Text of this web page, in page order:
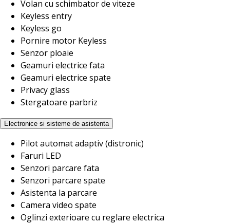
Volan cu schimbator de viteze
Keyless entry
Keyless go
Pornire motor Keyless
Senzor ploaie
Geamuri electrice fata
Geamuri electrice spate
Privacy glass
Stergatoare parbriz
Electronice si sisteme de asistenta
Pilot automat adaptiv (distronic)
Faruri LED
Senzori parcare fata
Senzori parcare spate
Asistenta la parcare
Camera video spate
Oglinzi exterioare cu reglare electrica